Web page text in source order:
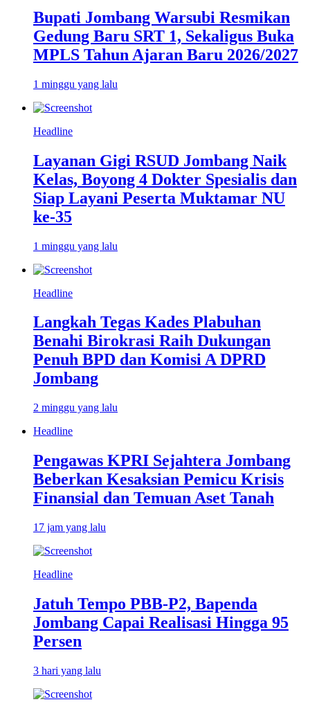
Bupati Jombang Warsubi Resmikan
Gedung Baru SRT 1, Sekaligus Buka
MPLS Tahun Ajaran Baru 2026/2027
1 minggu yang lalu
Headline
Layanan Gigi RSUD Jombang Naik
Kelas, Boyong 4 Dokter Spesialis dan
Siap Layani Peserta Muktamar NU
ke-35
1 minggu yang lalu
Headline
Langkah Tegas Kades Plabuhan
Benahi Birokrasi Raih Dukungan
Penuh BPD dan Komisi A DPRD
Jombang
2 minggu yang lalu
Headline
Pengawas KPRI Sejahtera Jombang
Beberkan Kesaksian Pemicu Krisis
Finansial dan Temuan Aset Tanah
17 jam yang lalu
Headline
Jatuh Tempo PBB-P2, Bapenda
Jombang Capai Realisasi Hingga 95
Persen
3 hari yang lalu